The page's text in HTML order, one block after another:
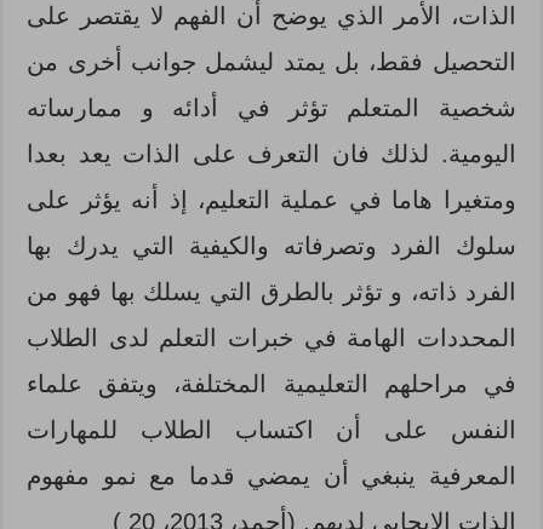
الذات، الأمر الذي يوضح أن الفهم لا يقتصر على
التحصيل فقط، بل يمتد ليشمل جوانب أخرى من
شخصية المتعلم تؤثر في أدائه و ممارساته
اليومية. لذلك فان التعرف على الذات يعد بعدا
ومتغيرا هاما في عملية التعليم، إذ أنه يؤثر على
سلوك الفرد وتصرفاته والكيفية التي يدرك بها
الفرد ذاته، و تؤثر بالطرق التي يسلك بها فهو من
المحددات الهامة في خبرات التعلم لدى الطلاب
في مراحلهم التعليمية المختلفة، ويتفق علماء
النفس على أن اكتساب الطلاب للمهارات
المعرفية ينبغي أن يمضي قدما مع نمو مفهوم
الذات الإيجابي لديهم. (أحمد، 2013، 20 )